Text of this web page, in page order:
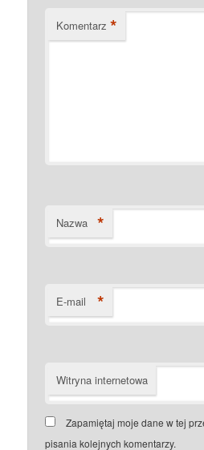
Komentarz *
Nazwa *
E-mail *
Witryna internetowa
Zapamiętaj moje dane w tej
pisania kolejnych komentarzy.